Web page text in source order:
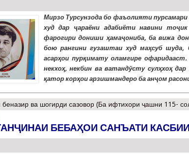
Мирзо Турсунзода бо фаъолияти
худ дар ҷараёни адабиёти навини
фарогири дониши ҳамаҷониба, ба вижа
бою рангини гузаштаи худ маҳсуб шуда,
асарҳои пурқимату оламгире
некхоҳ, некбин ва ватандўсту сулҳхоҳ
қатор корҳои арзишмандеро ба анҷом
ва шогирди сазовор (Ба ифтихори ҷашни 115-
БЕБАҲОИ САНЪАТИ